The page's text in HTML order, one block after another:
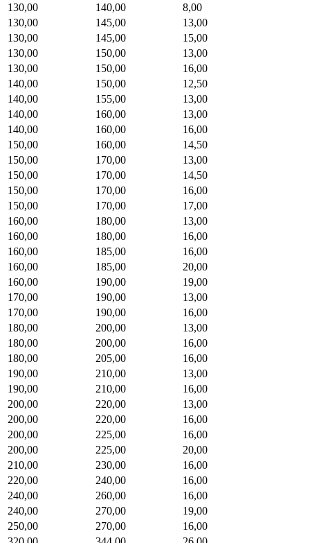
130,00
140,00
8,00
130,00
145,00
13,00
130,00
145,00
15,00
130,00
150,00
13,00
130,00
150,00
16,00
140,00
150,00
12,50
140,00
155,00
13,00
140,00
160,00
13,00
140,00
160,00
16,00
150,00
160,00
14,50
150,00
170,00
13,00
150,00
170,00
14,50
150,00
170,00
16,00
150,00
170,00
17,00
160,00
180,00
13,00
160,00
180,00
16,00
160,00
185,00
16,00
160,00
185,00
20,00
160,00
190,00
19,00
170,00
190,00
13,00
170,00
190,00
16,00
180,00
200,00
13,00
180,00
200,00
16,00
180,00
205,00
16,00
190,00
210,00
13,00
190,00
210,00
16,00
200,00
220,00
13,00
200,00
220,00
16,00
200,00
225,00
16,00
200,00
225,00
20,00
210,00
230,00
16,00
220,00
240,00
16,00
240,00
260,00
16,00
240,00
270,00
19,00
250,00
270,00
16,00